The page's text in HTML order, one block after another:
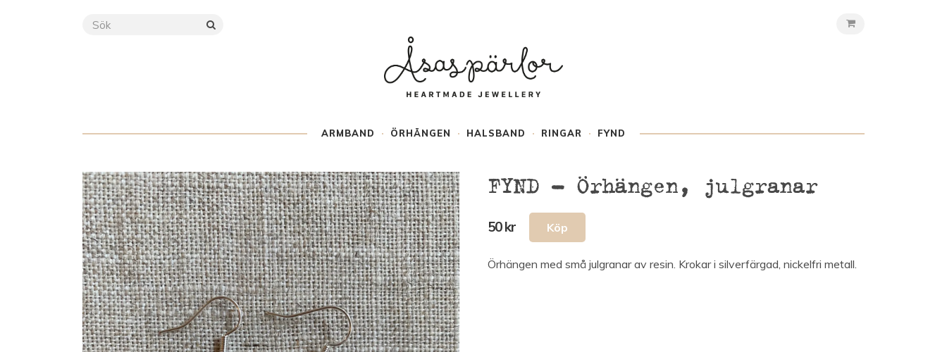
ARMBAND ÖRHÄNGEN HALSBAND RINGAR FYND
FYND – Örhängen, julgranar
50 kr
Örhängen med små julgranar av resin. Krokar i silverfärgad, nickelfri metall.